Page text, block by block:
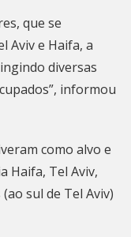
que se
Aviv e Haifa, a
diversas
informou
como alvo e
Haifa, Tel Aviv,
sul de Tel Aviv)